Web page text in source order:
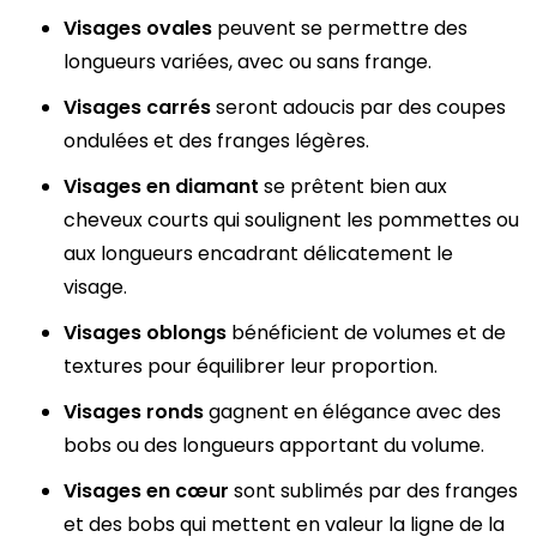
Visages ovales peuvent se permettre des
longueurs variées, avec ou sans frange.
Visages carrésseront adoucis par des coupes
ondulées et des franges légères.
Visages en diamant se prêtent bien aux
cheveux courts qui soulignent les pommettes ou
aux longueurs encadrant délicatement le
visage.
Visages oblongs bénéficient de volumes et de
textures pour équilibrer leur proportion.
Visages rondsgagnent en élégance avec des
bobs ou des longueurs apportant du volume.
Visages en cœur sont sublimés par des franges
et des bobs qui mettent en valeur la ligne de la